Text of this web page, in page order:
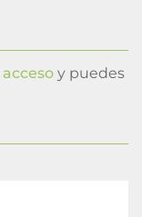
acceso y puedes